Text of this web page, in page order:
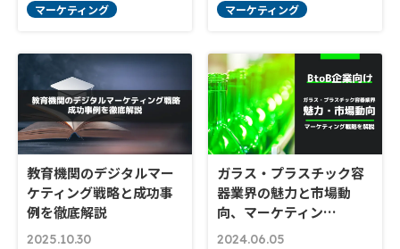
マーケティング マーケティング
教育機関のデジタルマー
ケティング戦略と成功事
例を徹底解説
2025.10.30
ガラス・プラスチック容
器業界の魅力と市場動
向、マーケティン…
2024.06.05